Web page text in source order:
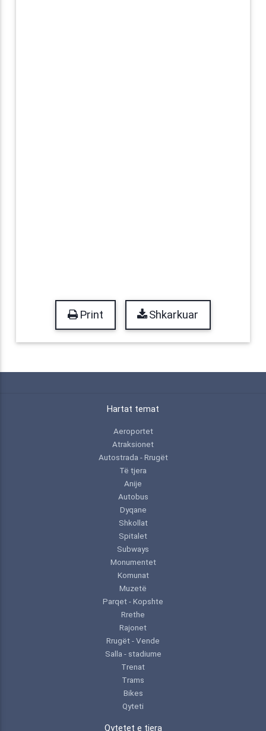
Print Shkarkuar
Hartat temat
Aeroportet
Atraksionet
Autostrada - Rrugët
Të tjera
Anije
Autobus
Dyqane
Shkollat
Spitalet
Subways
Monumentet
Komunat
Muzetë
Parqet - Kopshte
Rrethe
Rajonet
Rrugët - Vende
Salla - stadiume
Trenat
Trams
Bikes
Qyteti
Qytetet e tjera